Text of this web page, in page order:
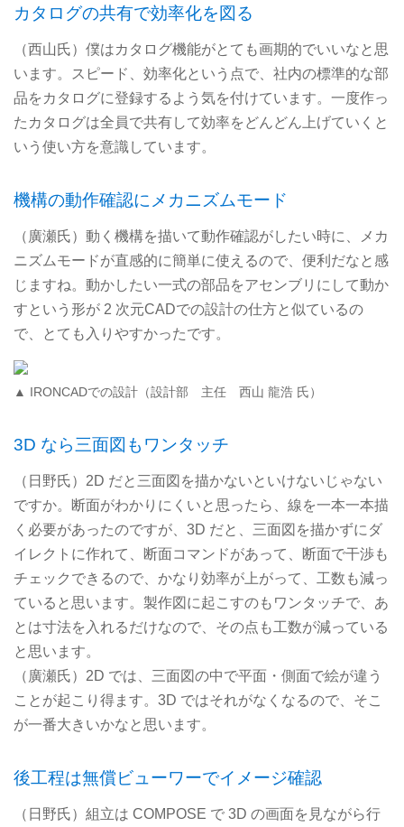
カタログの共有で効率化を図る
（西山氏）僕はカタログ機能がとても画期的でいいなと思
います。スピード、効率化という点で、社内の標準的な部
品をカタログに登録するよう気を付けています。一度作っ
たカタログは全員で共有して効率をどんどん上げていくと
いう使い方を意識しています。
機構の動作確認にメカニズムモード
（廣瀬氏）動く機構を描いて動作確認がしたい時に、メカ
ニズムモードが直感的に簡単に使えるので、便利だなと感
じますね。動かしたい一式の部品をアセンブリにして動か
すという形が 2 次元CADでの設計の仕方と似ているの
で、とても入りやすかったです。
▲ IRONCADでの設計（設計部 主任 西山 龍浩 氏）
3D なら三面図もワンタッチ
（日野氏）2D だと三面図を描かないといけないじゃない
ですか。断面がわかりにくいと思ったら、線を一本一本描
く必要があったのですが、3D だと、三面図を描かずにダ
イレクトに作れて、断面コマンドがあって、断面で干渉も
チェックできるので、かなり効率が上がって、工数も減っ
ていると思います。製作図に起こすのもワンタッチで、あ
とは寸法を入れるだけなので、その点も工数が減っている
と思います。
（廣瀬氏）2D では、三面図の中で平面・側面で絵が違う
ことが起こり得ます。3D ではそれがなくなるので、そこ
が一番大きいかなと思います。
後工程は無償ビューワーでイメージ確認
（日野氏）組立は COMPOSE で 3D の画面を見ながら行